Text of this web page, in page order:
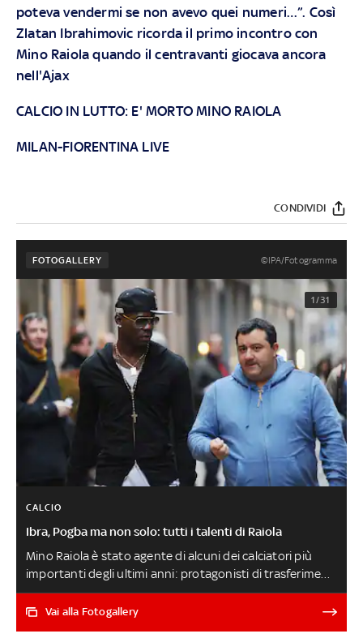
poteva vendermi se non avevo quei numeri…”. Così
Zlatan Ibrahimovic ricorda il primo incontro con
Mino Raiola quando il centravanti giocava ancora
nell'Ajax
CALCIO IN LUTTO: E' MORTO MINO RAIOLA
MILAN-FIORENTINA LIVE
CONDIVIDI
FOTOGALLERY ©IPA/Fotogramma
1/31
CALCIO
Ibra, Pogba ma non solo: tutti i talenti di Raiola
Mino Raiola è stato agente di alcuni dei calciatori più
importanti degli ultimi anni: protagonisti di trasferimenti
milionari e talenti scovati giovanissimi. Non solo
campioni però: sono molti i giocatori ad aver goduto
Vai alla Fotogallery